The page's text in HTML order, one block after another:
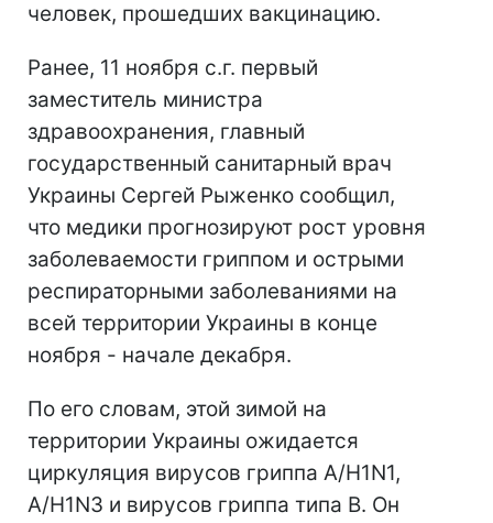
человек, прошедших вакцинацию.
Ранее, 11 ноября с.г. первый
заместитель министра
здравоохранения, главный
государственный санитарный врач
Украины Сергей Рыженко сообщил,
что медики прогнозируют рост уровня
заболеваемости гриппом и острыми
респираторными заболеваниями на
всей территории Украины в конце
ноября - начале декабря.
По его словам, этой зимой на
территории Украины ожидается
циркуляция вирусов гриппа A/H1N1,
A/H1N3 и вирусов гриппа типа B. Он